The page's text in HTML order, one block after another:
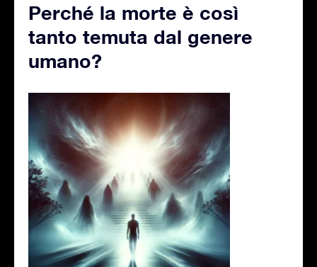
Perché la morte è così
tanto temuta dal genere
umano?